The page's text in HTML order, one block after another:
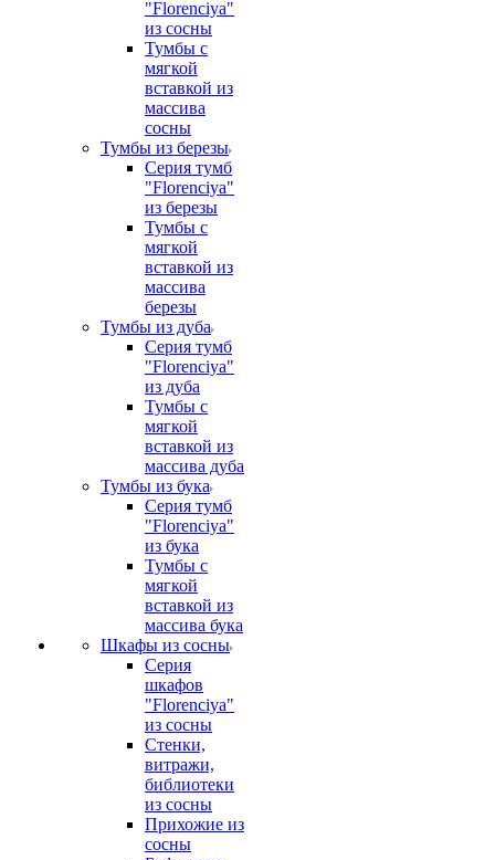
"Florenciya"
из сосны
Тумбы с
мягкой
вставкой из
массива
сосны
Тумбы из березы
Серия тумб
"Florenciya"
из березы
Тумбы с
мягкой
вставкой из
массива
березы
Тумбы из дуба
Серия тумб
"Florenciya"
из дуба
Тумбы с
мягкой
вставкой из
массива дуба
Тумбы из бука
Серия тумб
"Florenciya"
из бука
Тумбы с
мягкой
вставкой из
массива бука
Шкафы из сосны
Серия
шкафов
"Florenciya"
из сосны
Стенки,
витражи,
библиотеки
из сосны
Прихожие из
сосны